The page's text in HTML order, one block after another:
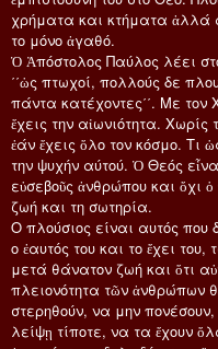
χρήματα και κτήματα ἀλλά
το μόνο ἀγαθό.
Ὁ Ἀπόστολος Παύλος λέει
΄΄ὡς πτωχοί, πολλούς δε
πάντα κατέχοντες΄΄. Με τον
ἔχεις την αἰωνιότητα.
ἐάν ἔχεις ὅλο τον κόσμο.
την ψυχήν αύτού. Ὁ Θεός
εὐσεβοῦς ἀνθρώπου και ὄχι
ζωή και τη σωτηρία.
Ο πλούσιος είναι αυτός που
ο ἐαυτός του και το ἔχει
μετά θάνατον ζωή και ὅτι
πλειονότητα τῶν ἀνθρώπων
στερηθούν, να μην
λείψῃ τίποτε, να τα ἔχουν